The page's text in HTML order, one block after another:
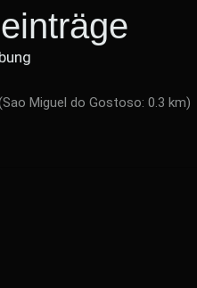
Miguel do Gostoso: 0.3 km)